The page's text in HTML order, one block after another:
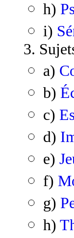
h)
i)
3.
a)
b)
c)
d)
e)
f)
g)
h)